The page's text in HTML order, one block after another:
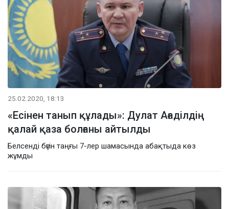
25.02.2020, 18:13
«Есінен танып құлады»: Дулат Ағаділдің
қалай қаза болғаны айтылды
Белсенді бүгін таңғы 7-лер шамасында абақтыда көз
жұмды